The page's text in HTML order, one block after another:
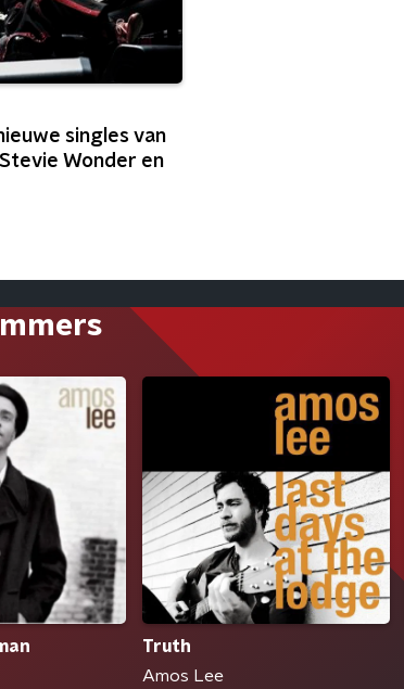
singles van
Wonder en
Truth
Amos Lee